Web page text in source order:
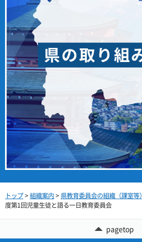
トップ>組織案内> 県教育委員会の組織（課室等）
度第1回児童生徒と語る一日教育委員会
pagetop